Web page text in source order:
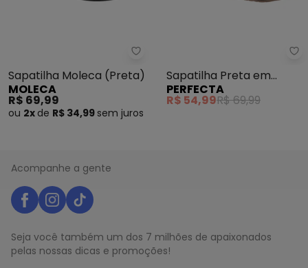
Sapatilha Moleca (Preta)
Sapatilha Moleca (Preta)
MOLECA
R$ 69,99
ou 2x de R$ 34,99 sem juros
Sapatilha Preta em
Nobuck
PERFECTA
R$ 54,99R$ 69,99
Acompanhe a gente
Seja você também um dos 7 milhões de apaixonados
pelas nossas dicas e promoções!